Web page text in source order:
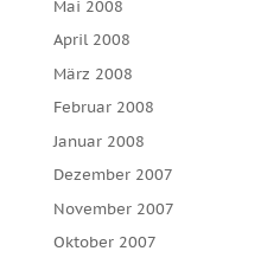
Mai 2008
April 2008
März 2008
Februar 2008
Januar 2008
Dezember 2007
November 2007
Oktober 2007